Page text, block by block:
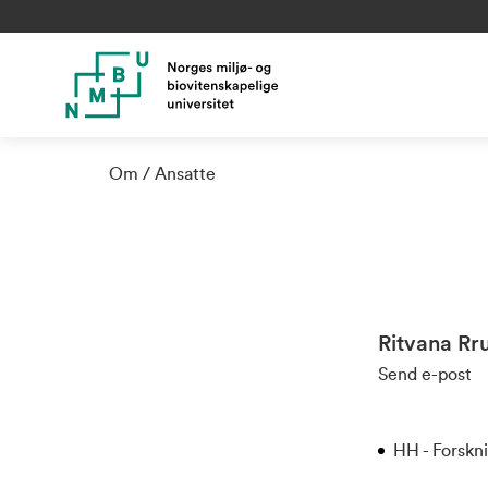
Om Ansatte
Ritvana
Send e-post
HH -